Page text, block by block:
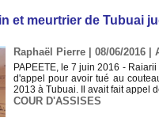
et meurtrier de Tubuai
Raphaël Pierre | 08/06/2016
PAPEETE, le 7 juin 2016 -
d'appel pour avoir tué au
2013 à Tubuai. Il avait fait appel
COUR D'ASSISES